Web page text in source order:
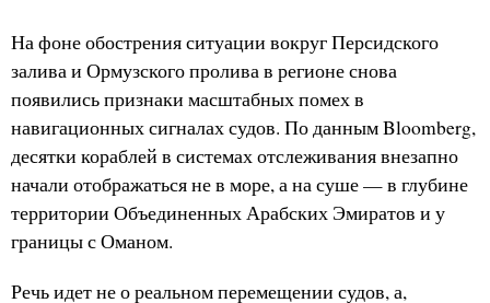
На фоне обострения ситуации вокруг Персидского
залива и Ормузского пролива в регионе снова
появились признаки масштабных помех в
навигационных сигналах судов. По данным Bloomberg,
десятки кораблей в системах отслеживания внезапно
начали отображаться не в море, а на суше — в глубине
территории Объединенных Арабских Эмиратов и у
границы с Оманом.
Речь идет не о реальном перемещении судов, а,